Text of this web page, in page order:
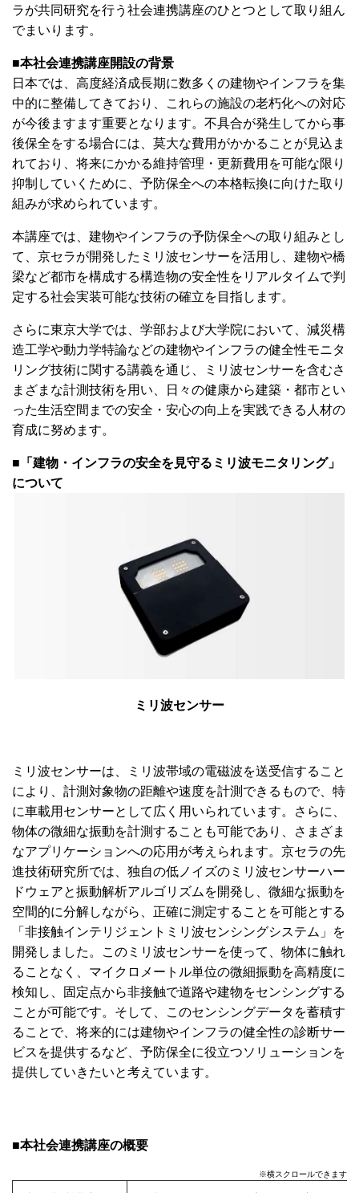
ラが共同研究を行う社会連携講座のひとつとして取り組ん
でまいります。
■本社会連携講座開設の背景
日本では、高度経済成長期に数多くの建物やインフラを集
中的に整備してきており、これらの施設の老朽化への対応
が今後ますます重要となります。不具合が発生してから事
後保全をする場合には、莫大な費用がかかることが見込ま
れており、将来にかかる維持管理・更新費用を可能な限り
抑制していくために、予防保全への本格転換に向けた取り
組みが求められています。
本講座では、建物やインフラの予防保全への取り組みとし
て、京セラが開発したミリ波センサーを活用し、建物や橋
梁など都市を構成する構造物の安全性をリアルタイムで判
定する社会実装可能な技術の確立を目指します。
さらに東京大学では、学部および大学院において、減災構
造工学や動力学特論などの建物やインフラの健全性モニタ
リング技術に関する講義を通じ、ミリ波センサーを含むさ
まざまな計測技術を用い、日々の健康から建築・都市とい
った生活空間までの安全・安心の向上を実践できる人材の
育成に努めます。
■「建物・インフラの安全を見守るミリ波モニタリング」
について
ミリ波センサー
ミリ波センサーは、ミリ波帯域の電磁波を送受信すること
により、計測対象物の距離や速度を計測できるもので、特
に車載用センサーとして広く用いられています。さらに、
物体の微細な振動を計測することも可能であり、さまざま
なアプリケーションへの応用が考えられます。京セラの先
進技術研究所では、独自の低ノイズのミリ波センサーハー
ドウェアと振動解析アルゴリズムを開発し、微細な振動を
空間的に分解しながら、正確に測定することを可能とする
「非接触インテリジェントミリ波センシングシステム」を
開発しました。このミリ波センサーを使って、物体に触れ
ることなく、マイクロメートル単位の微細振動を高精度に
検知し、固定点から非接触で道路や建物をセンシングする
ことが可能です。そして、このセンシングデータを蓄積す
ることで、将来的には建物やインフラの健全性の診断サー
ビスを提供するなど、予防保全に役立つソリューションを
提供していきたいと考えています。
■本社会連携講座の概要
※横スクロールできます